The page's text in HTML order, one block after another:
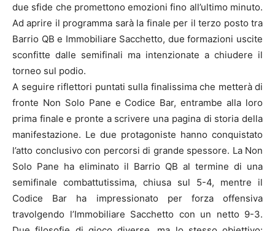
due sfide che promettono emozioni fino all’ultimo minuto.
Ad aprire il programma sarà la finale per il terzo posto tra
Barrio QB e Immobiliare Sacchetto, due formazioni uscite
sconfitte dalle semifinali ma intenzionate a chiudere il
torneo sul podio.
A seguire riflettori puntati sulla finalissima che metterà di
fronte Non Solo Pane e Codice Bar, entrambe alla loro
prima finale e pronte a scrivere una pagina di storia della
manifestazione. Le due protagoniste hanno conquistato
l’atto conclusivo con percorsi di grande spessore. La Non
Solo Pane ha eliminato il Barrio QB al termine di una
semifinale combattutissima, chiusa sul 5-4, mentre il
Codice Bar ha impressionato per forza offensiva
travolgendo l’Immobiliare Sacchetto con un netto 9-3.